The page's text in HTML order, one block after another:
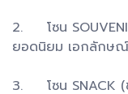
2. โซน
ยอดนิยม เอกลักษณ์
3. โซน SNACK (